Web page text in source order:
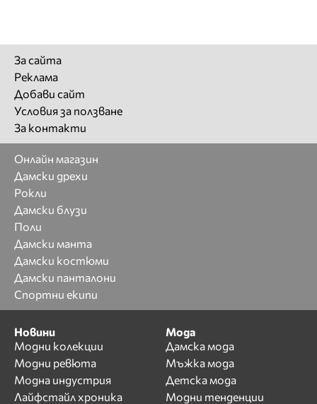
За сайта
Реклама
Добави сайт
Условия за ползване
За контакти
Онлайн магазин
Дамски дрехи
Рокли
Дамски блузи
Поли
Дамски манта
Дамски костюми
Дамски панталони
Спортни екипи
Новини
Модни колекции
Модни ревюта
Модна индустрия
Лайфстайл хроника
Мода
Дамска мода
Мъжка мода
Детска мода
Модни тенденции